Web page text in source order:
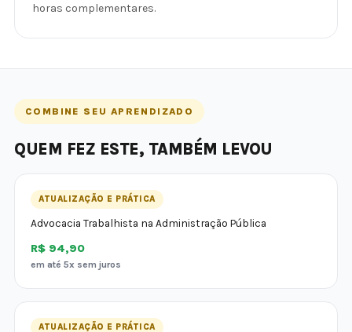
horas complementares.
COMBINE SEU APRENDIZADO
QUEM FEZ ESTE, TAMBÉM LEVOU
ATUALIZAÇÃO E PRÁTICA
Advocacia Trabalhista na Administração Pública
R$ 94,90
em até 5x sem juros
ATUALIZAÇÃO E PRÁTICA